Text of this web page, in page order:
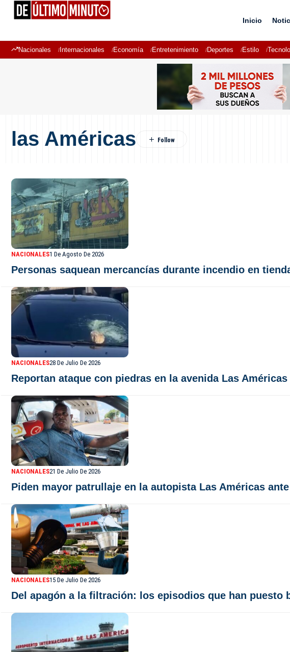
Inicio
Nacionales Internacionales Economía Entretenimiento Deportes Estilo
las Américas
NACIONALES1 De Agosto De 2026
Personas saquean mercancías durante incendio en
NACIONALES28 De Julio De 2026
Reportan ataque con piedras en la avenida Las Américas
NACIONALES21 De Julio De 2026
Piden mayor patrullaje en la autopista Las Américas
NACIONALES15 De Julio De 2026
Del apagón a la filtración: los episodios que han puesto